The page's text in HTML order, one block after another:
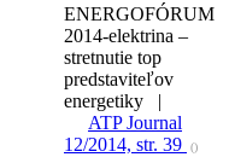
ENERGOFÓRUM
2014-elektrina –
stretnutie top
predstaviteľov
energetiky |
ATP Journal
12/2014, str. 39
()